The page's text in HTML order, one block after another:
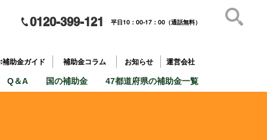
0120-399-121 平日10：00-17：00（通話無料）
助金ガイド 補助金コラム お知らせ 運営会社
Q＆A 国の補助金 47都道府県の補助金一覧